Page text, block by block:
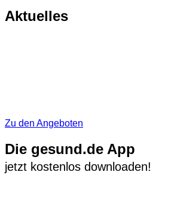
Aktuelles
Zu den Angeboten
Die gesund.de App
jetzt kostenlos downloaden!